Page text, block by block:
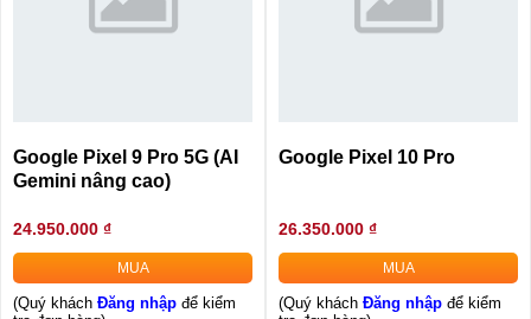
Google Pixel 9 Pro 5G (AI
Gemini nâng cao)
24.950.000 ₫
MUA
(Quý khách Đăng nhập để kiểm
Google Pixel 10 Pro
26.350.000 ₫
MUA
(Quý khách Đăng nhập để kiểm